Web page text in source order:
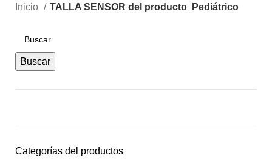
Inicio TALLA SENSOR del producto Pediátrico
Buscar
Categorías del productos